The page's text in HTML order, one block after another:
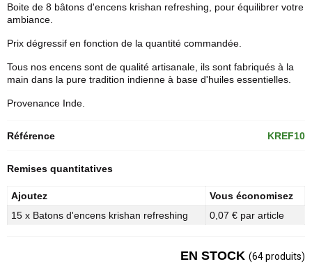
Boite de 8 bâtons d'encens krishan refreshing, pour équilibrer votre
ambiance.
Prix dégressif en fonction de la quantité commandée.
Tous nos encens sont de qualité artisanale, ils sont fabriqués à la
main dans la pure tradition indienne à base d'huiles essentielles.
Provenance Inde.
Référence KREF10
Remises quantitatives
Ajoutez
Vous économisez
15 x Batons d'encens krishan refreshing
0,07 € par article
EN STOCK (64 produits)